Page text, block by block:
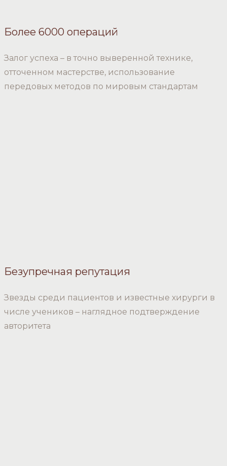
Более 6000 операций
Залог успеха – в точно выверенной технике,
отточенном мастерстве, использование
передовых методов по мировым стандартам
Безупречная репутация
Звезды среди пациентов и известные хирурги в
числе учеников – наглядное подтверждение
авторитета